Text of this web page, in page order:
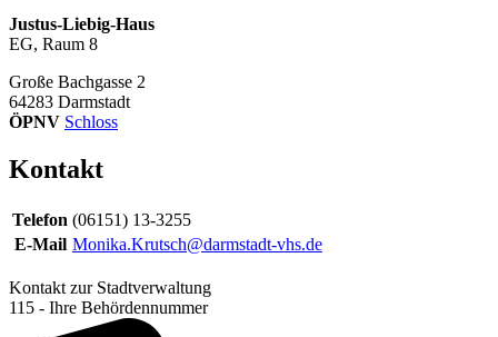
Justus-Liebig-Haus
EG, Raum 8
Große Bachgasse 2
64283 Darmstadt
ÖPNV Schloss
Kontakt
Telefon (06151) 13-3255
E-Mail Monika.Krutsch@darmstadt-vhs.de
Kontakt zur Stadtverwaltung
115 - Ihre Behördennummer